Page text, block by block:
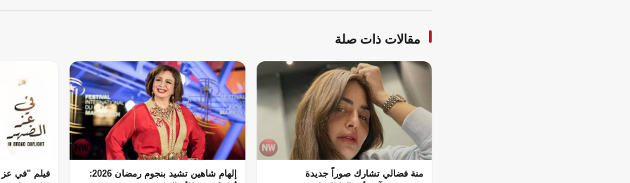
مقالات ذات صلة
منة فضالي تشارك صوراً جديدة
إلهام شاهين تشيد بنجوم رمضان 2026:
فيلم "في